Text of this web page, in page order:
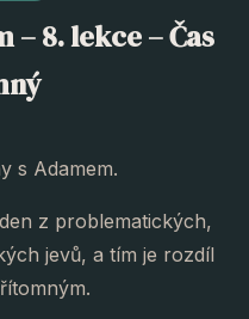
8. lekce – Čas
s Adamem.
z problematických,
jevů, a tím je rozdíl